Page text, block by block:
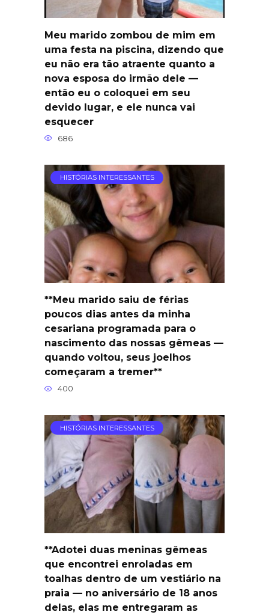
Meu marido zombou de mim em
uma festa na piscina, dizendo que
eu não era tão atraente quanto a
nova esposa do irmão dele —
então eu o coloquei em seu
devido lugar, e ele nunca vai
esquecer
686
HISTÓRIAS INTERESSANTES
**Meu marido saiu de férias
poucos dias antes da minha
cesariana programada para o
nascimento das nossas gêmeas —
quando voltou, seus joelhos
começaram a tremer**
400
HISTÓRIAS INTERESSANTES
**Adotei duas meninas gêmeas
que encontrei enroladas em
toalhas dentro de um vestiário na
praia — no aniversário de 18 anos
delas, elas me entregaram as